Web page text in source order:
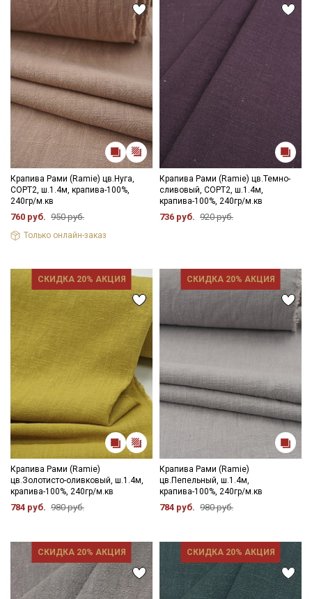
рекомендуется глажка с изнаночной стороны; сушить в
подвешенном расправленном состоянии.
Цветопередача может отличаться от оригинального цвета
ткани в зависимости от настроек вашего монитора и в
зависимости от партии тон ткани может отличаться.
Крапива Рами (Ramie) цв.Нуга,
СОРТ2, ш.1.4м, крапива-100%,
240гр/м.кв
760 руб. 950 руб.
Только онлайн-заказ
Крапива Рами (Ramie) цв.Темно-
сливовый, СОРТ2, ш.1.4м,
крапива-100%, 240гр/м.кв
736 руб. 920 руб.
СКИДКА 20% АКЦИЯ
Крапива Рами (Ramie)
цв.Золотисто-оливковый, ш.1.4м,
крапива-100%, 240гр/м.кв
784 руб. 980 руб.
СКИДКА 20% АКЦИЯ
Крапива Рами (Ramie)
цв.Пепельный, ш.1.4м,
крапива-100%, 240гр/м.кв
784 руб. 980 руб.
СКИДКА 20% АКЦИЯ СКИДКА 20% АКЦИЯ